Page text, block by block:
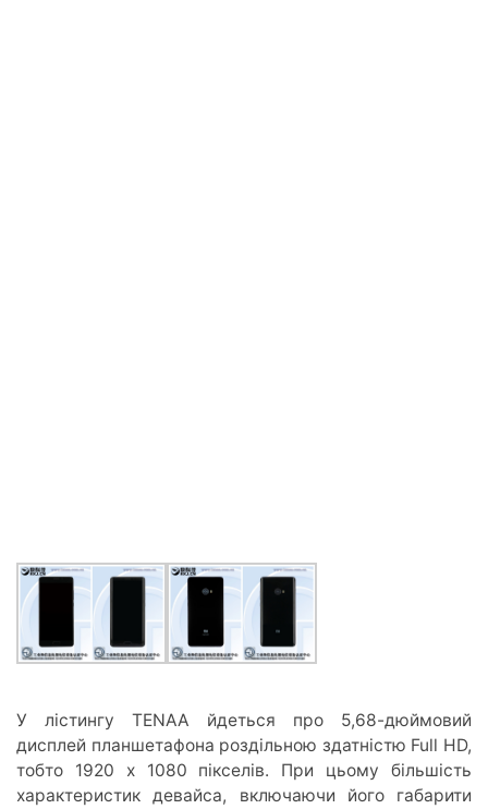
У лістингу TENAA йдеться про 5,68-дюймовий
дисплей планшетафона роздільною здатністю Full HD,
тобто 1920 х 1080 пікселів. При цьому більшість
характеристик девайса, включаючи його габарити